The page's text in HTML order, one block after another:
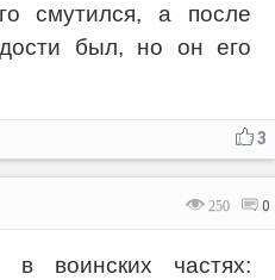
смутился, а после
был, но он его
3
250 0
в воинских частях: